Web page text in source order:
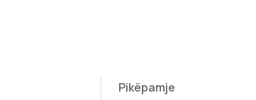
Pikëpamje